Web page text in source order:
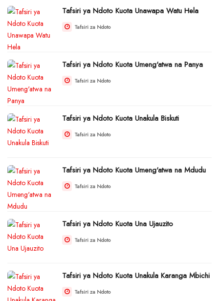
Tafsiri ya Ndoto Kuota Unawapa Watu Hela
Tafsiri za Ndoto
Tafsiri ya Ndoto Kuota Umeng'atwa na Panya
Tafsiri za Ndoto
Tafsiri ya Ndoto Kuota Unakula Biskuti
Tafsiri za Ndoto
Tafsiri ya Ndoto Kuota Umeng'atwa na Mdudu
Tafsiri za Ndoto
Tafsiri ya Ndoto Kuota Una Ujauzito
Tafsiri za Ndoto
Tafsiri ya Ndoto Kuota Unakula Karanga Mbichi
Tafsiri za Ndoto